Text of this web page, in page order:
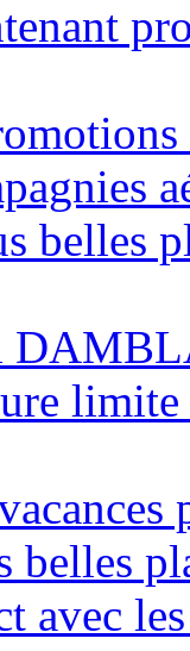
belles
limite
belles
avec